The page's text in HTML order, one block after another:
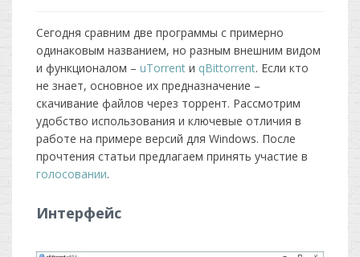
Сегодня сравним две программы с примерно
одинаковым названием, но разным внешним видом
и функционалом – uTorrent и qBittorrent. Если кто
не знает, основное их предназначение –
скачивание файлов через торрент. Рассмотрим
удобство использования и ключевые отличия в
работе на примере версий для Windows. После
прочтения статьи предлагаем принять участие в
голосовании.
Интерфейс